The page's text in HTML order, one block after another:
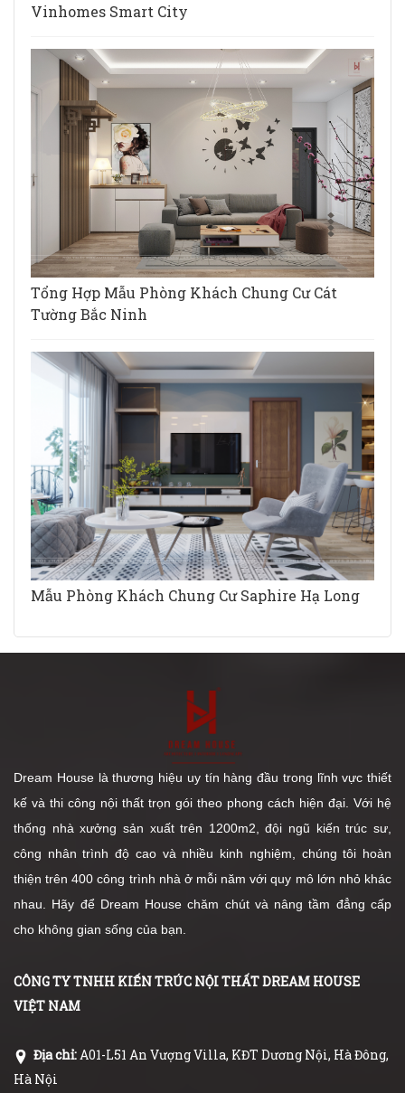
Vinhomes Smart City
Tổng Hợp Mẫu Phòng Khách Chung Cư Cát
Tường Bắc Ninh
Mẫu Phòng Khách Chung Cư Saphire Hạ Long
Dream House là thương hiệu uy tín hàng đầu trong lĩnh vực thiết
kế và thi công nội thất trọn gói theo phong cách hiện đại. Với hệ
thống nhà xưởng sản xuất trên 1200m2, đội ngũ kiến trúc sư,
công nhân trình độ cao và nhiều kinh nghiệm, chúng tôi hoàn
thiện trên 400 công trình nhà ở mỗi năm với quy mô lớn nhỏ khác
nhau. Hãy để Dream House chăm chút và nâng tầm đẳng cấp
cho không gian sống của bạn.
CÔNG TY TNHH KIẾN TRÚC NỘI THẤT DREAM HOUSE
VIỆT NAM
Địa chỉ:A01-L51 An Vượng Villa, KĐT Dương Nội, Hà Đông,
Hà Nội